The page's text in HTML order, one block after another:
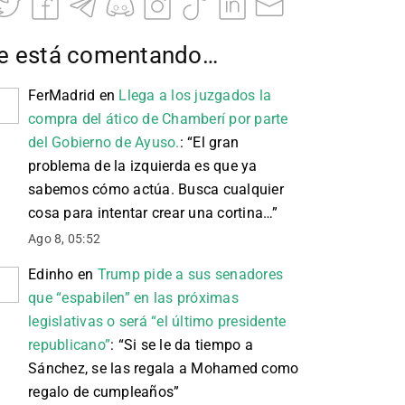
está comentando…
FerMadrid en Llega a los juzgados la
compra del ático de Chamberí por parte
del Gobierno de Ayuso.: “El gran
problema de la izquierda es que ya
sabemos cómo actúa. Busca cualquier
cosa para intentar crear una cortina…”
Ago 8, 05:52
Edinho en Trump pide a sus senadores
que “espabilen” en las próximas
legislativas o será “el último presidente
republicano”: “Si se le da tiempo a
Sánchez, se las regala a Mohamed como
regalo de cumpleaños”